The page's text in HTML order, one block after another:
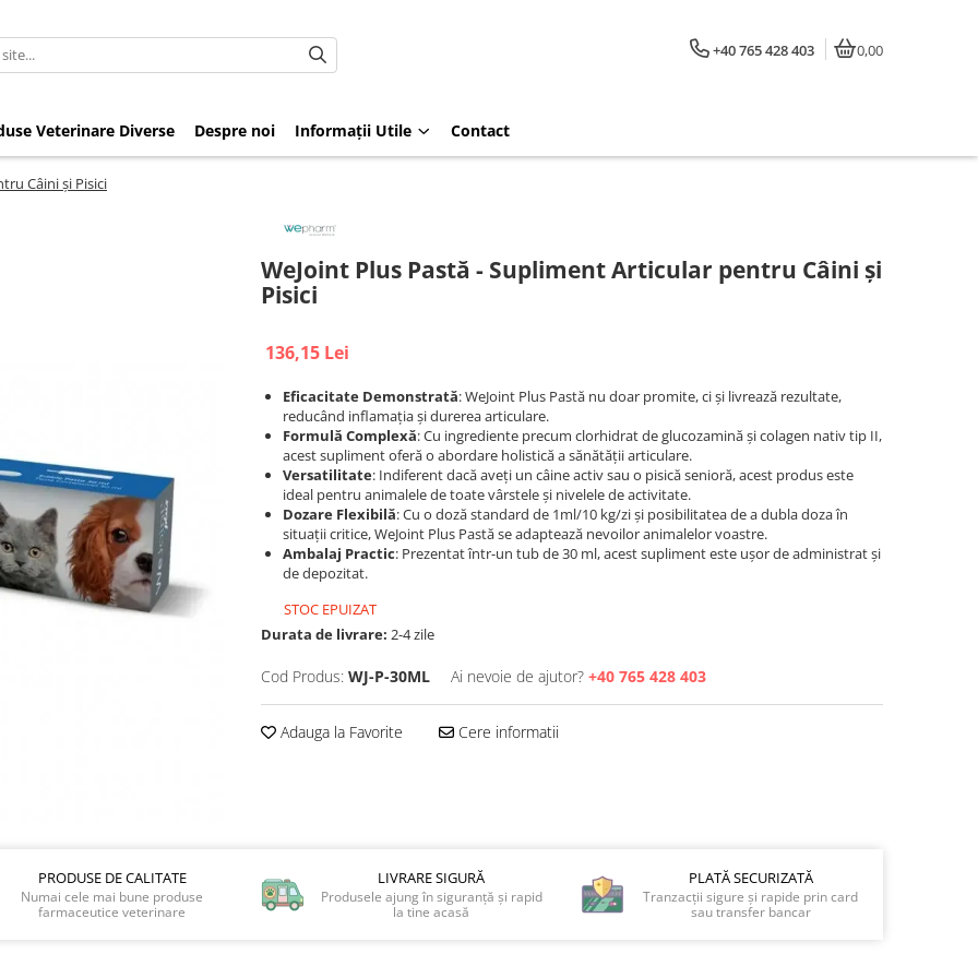
+40 765 428 403 0,00
Veterinare Diverse Despre noi Informații Utile Contact
Câini și Pisici
WeJoint Plus Pastă - Supliment Articular pentru Câini și
Pisici
136,15 Lei
Eficacitate Demonstrată: WeJoint Plus Pastă nu doar promite, ci și livrează rezultate,
reducând inflamația și durerea articulare.
Formulă Complexă: Cu ingrediente precum clorhidrat de glucozamină și colagen nativ tip II,
acest supliment oferă o abordare holistică a sănătății articulare.
Versatilitate: Indiferent dacă aveți un câine activ sau o pisică senioră, acest produs este
ideal pentru animalele de toate vârstele și nivelele de activitate.
Dozare Flexibilă: Cu o doză standard de 1ml/10 kg/zi și posibilitatea de a dubla doza în
situații critice, WeJoint Plus Pastă se adaptează nevoilor animalelor voastre.
Ambalaj Practic: Prezentat într-un tub de 30 ml, acest supliment este ușor de administrat și
de depozitat.
STOC EPUIZAT
Durata de livrare: 2-4 zile
Cod Produs: WJ-P-30ML Ai nevoie de ajutor? +40 765 428 403
Adauga la Favorite Cere informatii
PRODUSE DE CALITATE
Numai cele mai bune produse
farmaceutice veterinare
LIVRARE SIGURĂ
Produsele ajung în siguranță și rapid
la tine acasă
PLATĂ SECURIZATĂ
Tranzacții sigure și rapide prin card
sau transfer bancar